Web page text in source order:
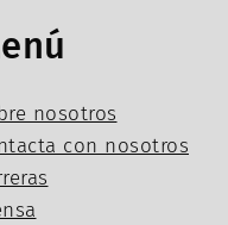
nosotros
con nosotros